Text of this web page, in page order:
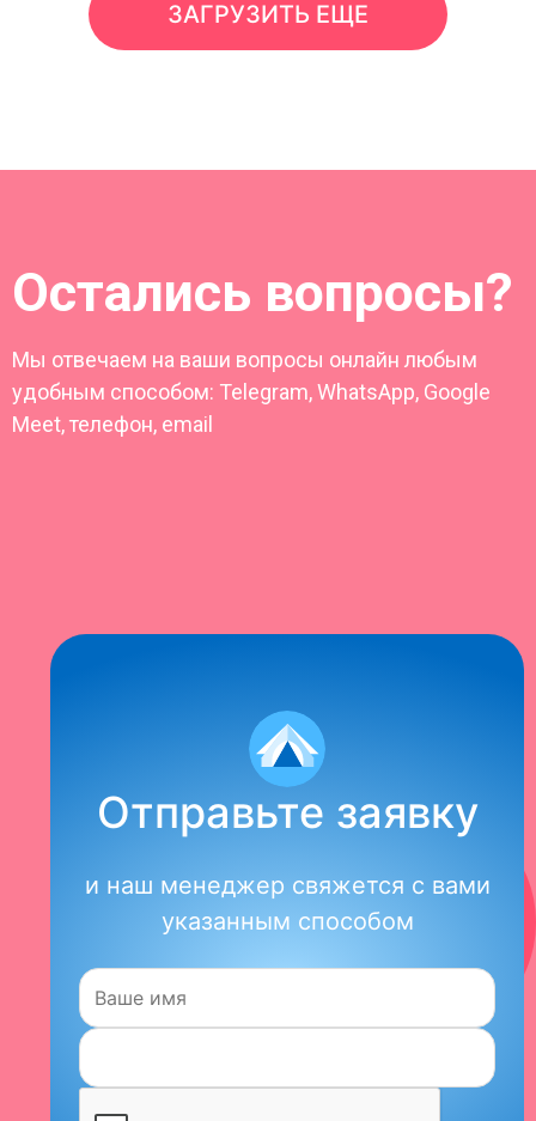
ЗАГРУЗИТЬ ЕЩЕ
Остались вопросы?
Мы отвечаем на ваши вопросы онлайн любым
удобным способом: Telegram, WhatsApp, Google
Meet, телефон, email
Отправьте заявку
и наш менеджер свяжется с вами
указанным способом
Имя: